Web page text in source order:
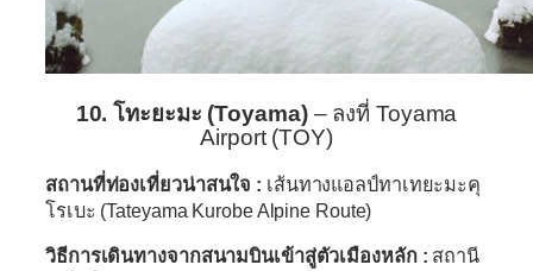
10. โทะยะมะ (Toyama)– ลงที่ Toyama
Airport (TOY)
สถานที่ท่องเที่ยวน่าสนใจ : เส้นทางแอลป์ทาเทยะมะคุ
โรเบะ (Tateyama Kurobe Alpine Route)
วิธีการเดินทางจากสนามบินเข้าสู่ตัวเมืองหลัก : สถานี